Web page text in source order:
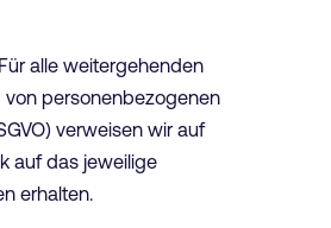
alle weitergehenden
personenbezogenen
verweisen wir auf
auf das jeweilige
erhalten.